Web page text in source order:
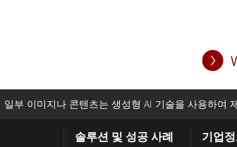
일부 이미지나 콘텐츠는 생성형 AI 기술을 사용하여
솔루션 및 성공 사례 기업